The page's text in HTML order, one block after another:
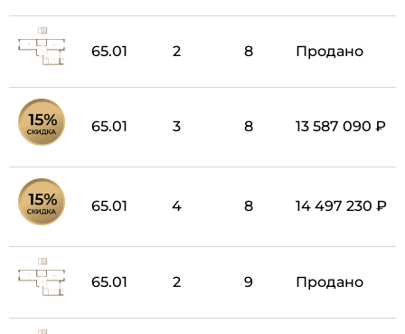
65.01 2 8 Продано
65.01 3 8 13 587 090 ₽
65.01 4 8 14 497 230 ₽
65.01 2 9 Продано